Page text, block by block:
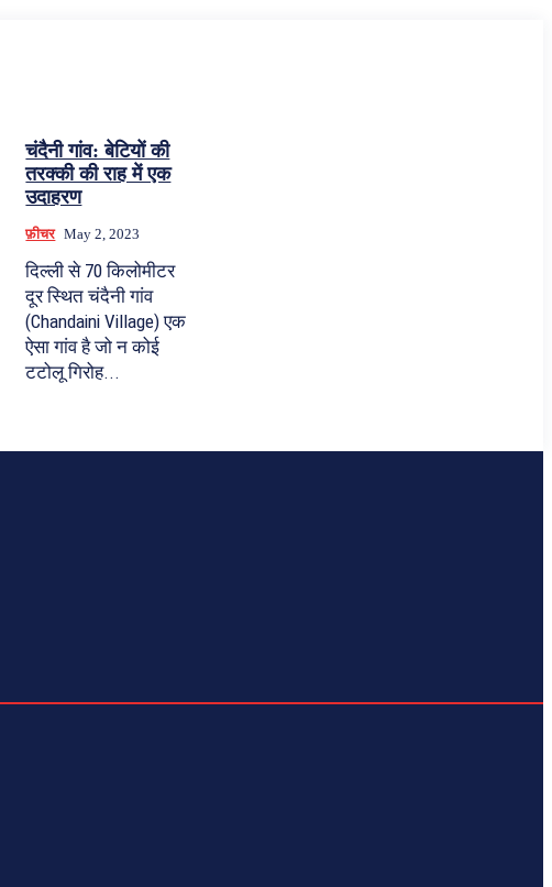
चंदैनी गांव: बेटियों की
तरक्की की राह में एक
उदाहरण
फ़ीचर May 2, 2023
दिल्ली से 70 किलोमीटर
दूर स्थित चंदैनी गांव
(Chandaini Village) एक
ऐसा गांव है जो न कोई
टटोलू गिरोह...